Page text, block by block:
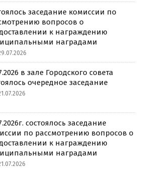
заседание комиссии по
вопросов о
к награждению
наградами
в зале Городского совета
очередное заседание
состоялось заседание
по рассмотрению вопросов о
к награждению
наградами